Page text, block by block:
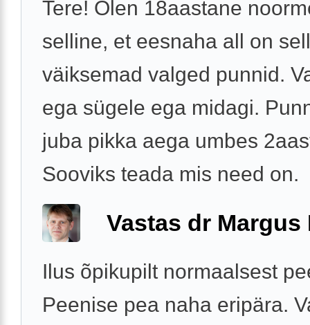
Tere! Olen 18aastane
selline, et eesnaha all on
väiksemad valged punnid.
ega sügele ega midagi.
juba pikka aega umbes
Sooviks teada mis need on.
Vastas dr Margus
Ilus õpikupilt normaalsest
Peenise pea naha eripära.